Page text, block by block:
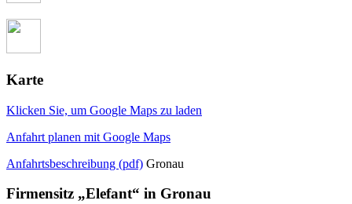
Karte
Klicken Sie, um Google Maps zu laden
Anfahrt planen mit Google Maps
Anfahrtsbeschreibung (pdf) Gronau
Firmensitz „Elefant“ in Gronau